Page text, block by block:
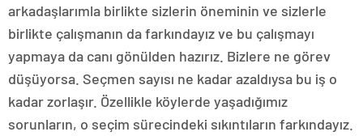
arkadaşlarımla birlikte sizlerin öneminin ve sizlerle
birlikte çalışmanın da farkındayız ve bu çalışmayı
yapmaya da canı gönülden hazırız. Bizlere ne görev
düşüyorsa. Seçmen sayısı ne kadar azaldıysa bu iş o
kadar zorlaşır. Özellikle köylerde yaşadığımız
sorunların, o seçim sürecindeki sıkıntıların farkındayız.